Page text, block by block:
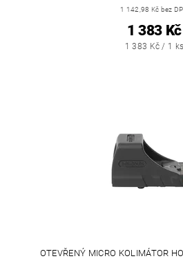
1 142,98 Kč bez
1 383 Kč
1 383 Kč / 1 ks
OTEVŘENÝ MICRO KOLIMÁTOR